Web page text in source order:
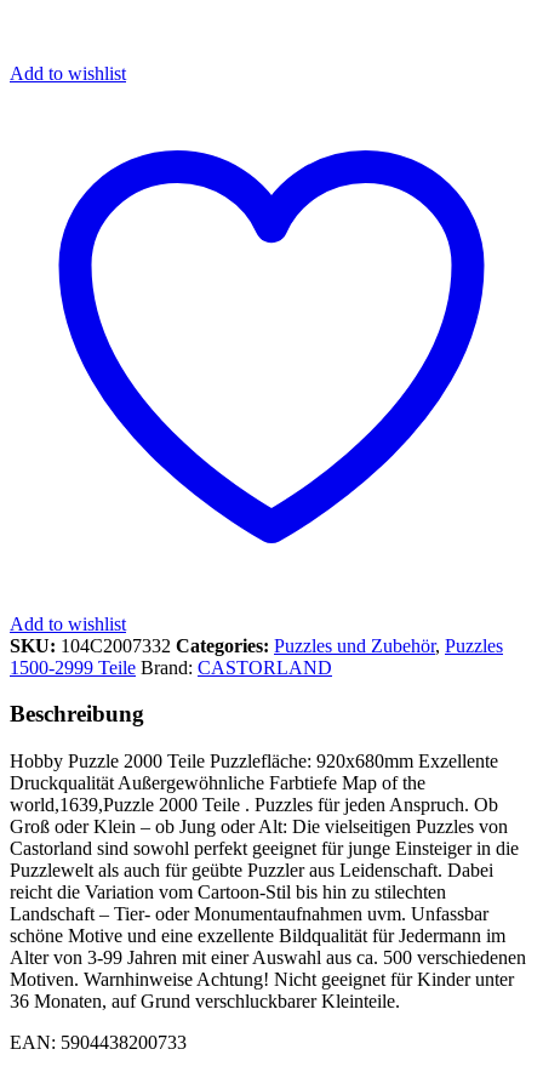
Add to wishlist
Add to wishlist
SKU: 104C2007332 Categories: Puzzles und Zubehör, Puzzles
1500-2999 Teile Brand: CASTORLAND
Beschreibung
Hobby Puzzle 2000 Teile Puzzlefläche: 920x680mm Exzellente
Druckqualität Außergewöhnliche Farbtiefe Map of the
world,1639,Puzzle 2000 Teile . Puzzles für jeden Anspruch. Ob
Groß oder Klein – ob Jung oder Alt: Die vielseitigen Puzzles von
Castorland sind sowohl perfekt geeignet für junge Einsteiger in die
Puzzlewelt als auch für geübte Puzzler aus Leidenschaft. Dabei
reicht die Variation vom Cartoon-Stil bis hin zu stilechten
Landschaft – Tier- oder Monumentaufnahmen uvm. Unfassbar
schöne Motive und eine exzellente Bildqualität für Jedermann im
Alter von 3-99 Jahren mit einer Auswahl aus ca. 500 verschiedenen
Motiven. Warnhinweise Achtung! Nicht geeignet für Kinder unter
36 Monaten, auf Grund verschluckbarer Kleinteile.
EAN: 5904438200733